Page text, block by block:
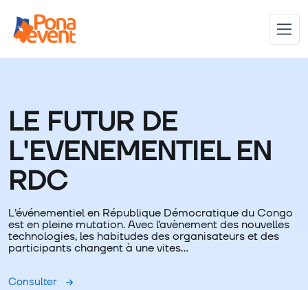
LE FUTUR DE
L'EVENEMENTIEL EN
RDC
L’événementiel en République Démocratique du Congo
est en pleine mutation. Avec l’avènement des nouvelles
technologies, les habitudes des organisateurs et des
participants changent à une vites…
Consulter